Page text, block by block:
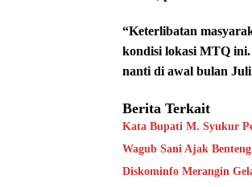
“Keterlibatan
kondisi lokasi MTQ
nanti di awal bulan
Berita Terkait
Kata Bupati M. Syukur
Wagub Sani Ajak
Diskominfo Merangin